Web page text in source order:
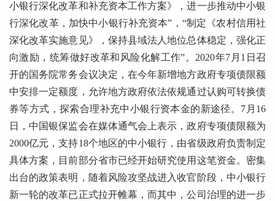
小银行深化改革和补充资本工作方案》，进一步推动中小银
行深化改革，加快中小银行补充资本”，“制定《农村信用社
深化改革实施意见》，保持县域法人地位总体稳定，强化正
向激励，统筹做好改革和风险化解工作”。2020年7月1日召
开的国务院常务会议决定，在今年新增地方政府专项债限额
中安排一定额度，允许地方政府依法依规通过认购可转换债
券等方式，探索合理补充中小银行资本金的新途径。7月16
日，中国银保监会在媒体通气会上表示，政府专项债限额为
2000亿元，支持18个地区的中小银行，由省级政府负责制定
具体方案，目前部分省市已经开始研究使用这笔资金。密集
出台的政策表明，随着风险攻坚战进入收官阶段，中小银行
新一轮的改革已正式拉开帷幕，而其中，公司治理的进一步